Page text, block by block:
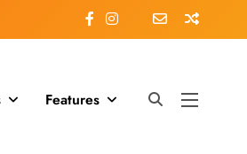
Features